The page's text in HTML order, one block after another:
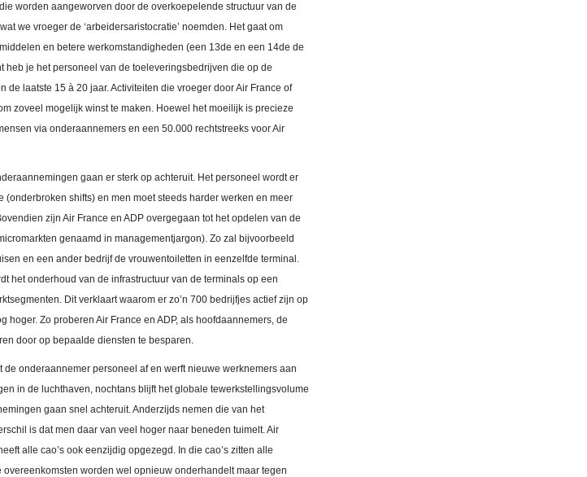
worden aangeworven door de overkoepelende structuur van de
we vroeger de ‘arbeidersaristocratie’ noemden. Het gaat om
en betere werkomstandigheden (een 13de en een 14de de
heb je het personeel van de toeleveringsbedrijven die op de
laatste 15 à 20 jaar. Activiteiten die vroeger door Air France of
zoveel mogelijk winst te maken. Hoewel het moeilijk is precieze
via onderaannemers en een 50.000 rechtstreeks voor Air
gaan er sterk op achteruit. Het personeel wordt er
shifts) en men moet steeds harder werken en meer
zijn Air France en ADP overgegaan tot het opdelen van de
genaamd in managementjargon). Zo zal bijvoorbeeld
en een ander bedrijf de vrouwentoiletten in eenzelfde terminal.
het onderhoud van de infrastructuur van de terminals op een
Dit verklaart waarom er zo’n 700 bedrijfjes actief zijn op
Zo proberen Air France en ADP, als hoofdaannemers, de
door op bepaalde diensten te besparen.
onderaannemer personeel af en werft nieuwe werknemers aan
in de luchthaven, nochtans blijft het globale tewerkstellingsvolume
gaan snel achteruit. Anderzijds nemen die van het
is dat men daar van veel hoger naar beneden tuimelt. Air
alle cao’s ook eenzijdig opgezegd. In die cao’s zitten alle
worden wel opnieuw onderhandelt maar tegen